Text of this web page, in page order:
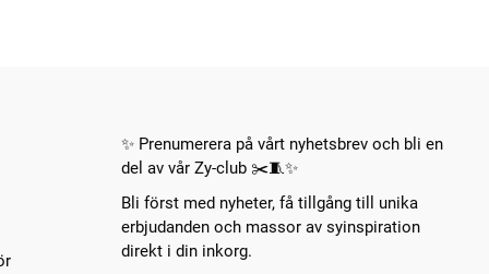
✨ Prenumerera på vårt nyhetsbrev och bli en
del av vår Zy-club ✂️🧵✨
Bli först med nyheter, få tillgång till unika
erbjudanden och massor av syinspiration
direkt i din inkorg.